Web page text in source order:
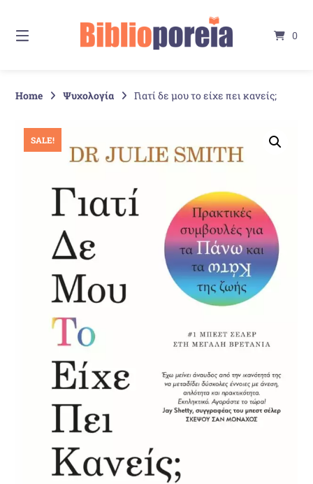
Inhalt
0
Home Ψυχολογία Γιατί δε μου το είχε πει κανείς;
SALE!